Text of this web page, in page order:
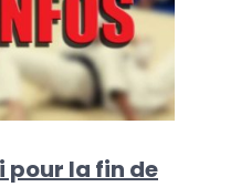
pour la fin de